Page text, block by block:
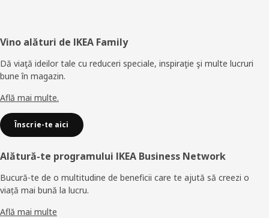
Subsol
Vino alături de IKEA Family
Dă viaţă ideilor tale cu reduceri speciale, inspiraţie şi multe lucruri
bune în magazin.
Află mai multe.
Înscrie-te aici
Alătură-te programului IKEA Business Network
Bucură-te de o multitudine de beneficii care te ajută să creezi o
viață mai bună la lucru.
Află mai multe